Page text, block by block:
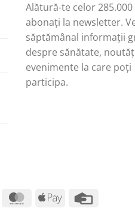
Alătură-te celor 285.000
abonați la newsletter.
săptămânal informații
despre sănătate,
evenimente la care poți
participa.